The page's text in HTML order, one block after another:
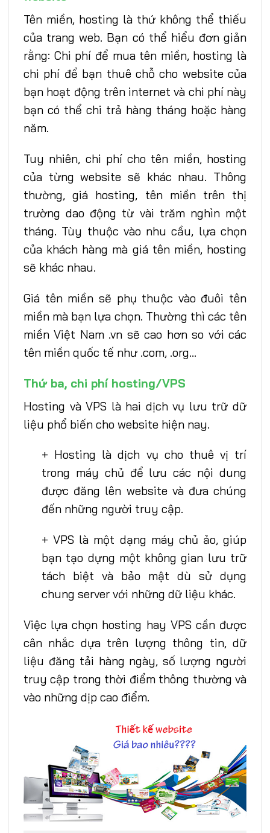
Tên miền, hosting là thứ không thể thiếu
của trang web. Bạn có thể hiểu đơn giản
rằng: Chi phí để mua tên miền, hosting là
chi phí để bạn thuê chỗ cho website của
bạn hoạt động trên internet và chi phí này
bạn có thể chi trả hàng tháng hoặc hàng
năm.
Tuy nhiên, chi phí cho tên miền, hosting
của từng website sẽ khác nhau. Thông
thường, giá hosting, tên miền trên thị
trường dao động từ vài trăm nghìn một
tháng. Tùy thuộc vào nhu cầu, lựa chọn
của khách hàng mà giá tên miền, hosting
sẽ khác nhau.
Giá tên miền sẽ phụ thuộc vào đuôi tên
miền mà bạn lựa chọn. Thường thì các tên
miền Việt Nam .vn sẽ cao hơn so với các
tên miền quốc tế như .com, .org…
Thứ ba, chi phí hosting/VPS
Hosting và VPS là hai dịch vụ lưu trữ dữ
liệu phổ biến cho website hiện nay.
+ Hosting là dịch vụ cho thuê vị trí
trong máy chủ để lưu các nội dung
được đăng lên website và đưa chúng
đến những người truy cập.
+ VPS là một dạng máy chủ ảo, giúp
bạn tạo dựng một không gian lưu trữ
tách biệt và bảo mật dù sử dụng
chung server với những dữ liệu khác.
Việc lựa chọn hosting hay VPS cần được
cân nhắc dựa trên lượng thông tin, dữ
liệu đăng tải hàng ngày, số lượng người
truy cập trong thời điểm thông thường và
vào những dịp cao điểm.